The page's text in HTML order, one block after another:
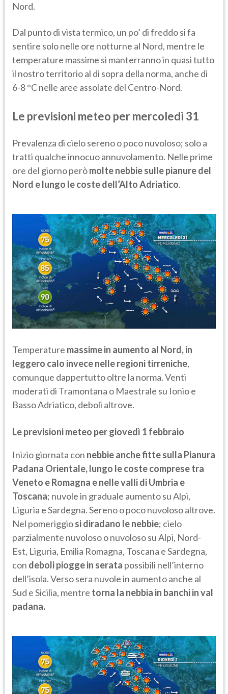
Nord.
Dal punto di vista termico, un po’ di freddo si fa
sentire solo nelle ore notturne al Nord, mentre le
temperature massime si manterranno in quasi tutto
il nostro territorio al di sopra della norma, anche di
6-8 °C nelle aree assolate del Centro-Nord.
Le previsioni meteo per mercoledì 31
Prevalenza di cielo sereno o poco nuvoloso; solo a
tratti qualche innocuo annuvolamento. Nelle prime
ore del giorno peròmolte nebbie sulle pianure del
Nord e lungo le coste dell’Alto Adriatico.
Temperature massime in aumento al Nord, in
leggero calo invece nelle regioni tirreniche,
comunque dappertutto oltre la norma. Venti
moderati di Tramontana o Maestrale su Ionio e
Basso Adriatico, deboli altrove.
Le previsioni meteo per giovedì 1 febbraio
Inizio giornata con nebbie anche fitte sulla Pianura
Padana Orientale, lungo le coste comprese tra
Veneto e Romagna e nelle valli di Umbria e
Toscana; nuvole in graduale aumento su Alpi,
Liguria e Sardegna. Sereno o poco nuvoloso altrove.
Nel pomeriggiosi diradano le nebbie; cielo
parzialmente nuvoloso o nuvoloso su Alpi, Nord-
Est, Liguria, Emilia Romagna, Toscana e Sardegna,
con deboli piogge in serata possibili nell’interno
dell’isola. Verso sera nuvole in aumento anche al
Sud e Sicilia, mentre torna la nebbia in banchi in val
padana.